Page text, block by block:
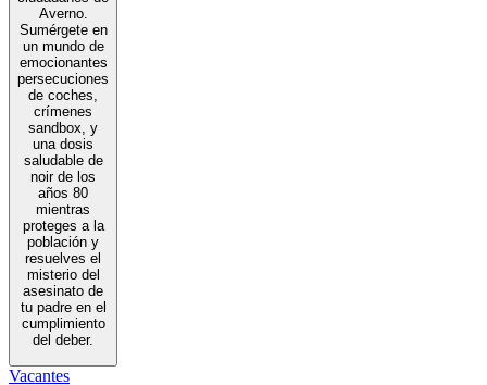
Averno.
Sumérgete en
un mundo de
emocionantes
persecuciones
de coches,
crímenes
sandbox, y
una dosis
saludable de
noir de los
años 80
mientras
proteges a la
población y
resuelves el
misterio del
asesinato de
tu padre en el
cumplimiento
del deber.
Vacantes